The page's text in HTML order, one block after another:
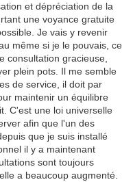
et dépréciation de la
une voyance gratuite
Je vais y revenir
même si je le pouvais, ce
consultation gracieuse,
plein pots. Il me semble
de service, il doit par
maintenir un équilibre
C'est une loi universelle
afin que l'un des
que je suis installé
il y a maintenant
sont toujours
a beaucoup augmenté.